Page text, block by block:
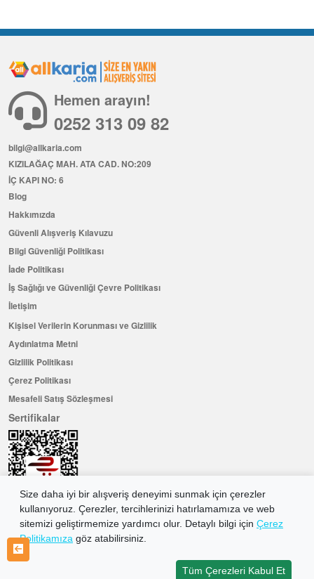
Size daha iyi bir alışveriş deneyimi sunmak için çerezler
kullanıyoruz. Çerezler, tercihlerinizi hatırlamamıza ve web
sitemizi geliştirmemize yardımcı olur. Detaylı bilgi için Çerez
Politikamıza göz atabilirsiniz.
Tüm Çerezleri Kabul Et
Hemen arayın!
0252 313 09 82
bilgi@allkaria.com
KIZILAĞAÇ MAH. ATA CAD. NO:209
İÇ KAPI NO: 6
Blog
Hakkımızda
Güvenli Alışveriş Kılavuzu
Bilgi Güvenliği Politikası
İade Politikası
İş Sağlığı ve Güvenliği Çevre Politikası
İletişim
Kişisel Verilerin Korunması ve Gizlilik
Aydınlatma Metni
Gizlilik Politikası
Çerez Politikası
Mesafeli Satış Sözleşmesi
Sertifikalar
Hemen Üye Olun ...ve 100 ₺ değerinde indirim kuponu kazanın